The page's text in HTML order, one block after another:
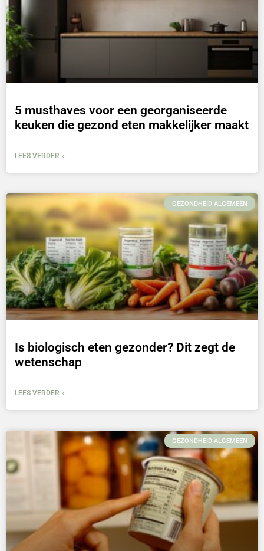
5 musthaves voor een georganiseerde
keuken die gezond eten makkelijker maakt
LEES VERDER »
GEZONDHEID ALGEMEEN
Is biologisch eten gezonder? Dit zegt de
wetenschap
LEES VERDER »
GEZONDHEID ALGEMEEN